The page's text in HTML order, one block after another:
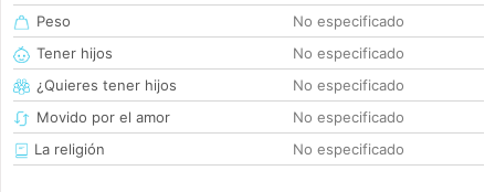
Peso
No especificado
Tener hijos
No especificado
¿Quieres tener hijos
No especificado
Movido por el amor
No especificado
La religión
No especificado